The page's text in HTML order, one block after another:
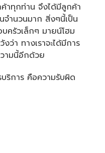
าทุกท่าน จึงได้มีลูกค้า
จำนวนมาก สิ่งๆนี้เป็น
ครัวเล็กๆ มายน์โฮม
ว่า ทางเราจะได้มีการ
ามนี้อีกด้วย
บริการ คือความรับผิด